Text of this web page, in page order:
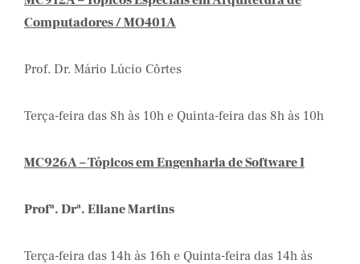
Computadores / MO401A
Prof. Dr. Mário Lúcio Côrtes
Terça-feira das 8h às 10h e Quinta-feira das 8h às 10h
MC926A – Tópicos em Engenharia de Software I
Profª. Drª. Eliane Martins
Terça-feira das 14h às 16h e Quinta-feira das 14h às